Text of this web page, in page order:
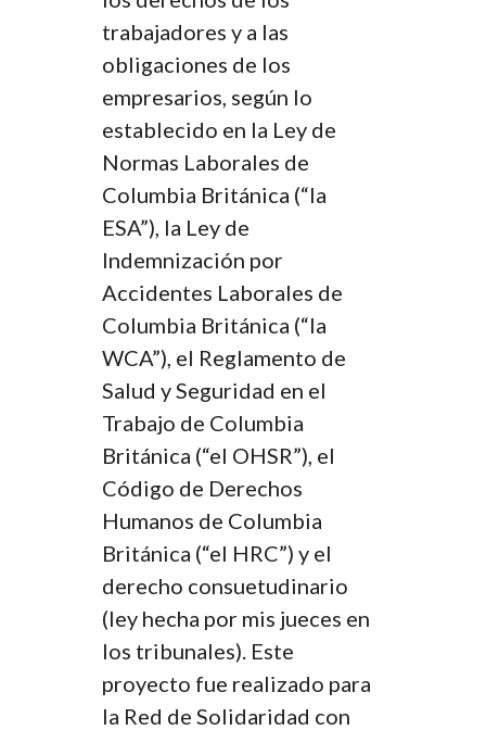
trabajadores y a las
obligaciones de los
empresarios, según lo
establecido en la Ley de
Normas Laborales de
Columbia Británica (“la
ESA”), la Ley de
Indemnización por
Accidentes Laborales de
Columbia Británica (“la
WCA”), el Reglamento de
Salud y Seguridad en el
Trabajo de Columbia
Británica (“el OHSR”), el
Código de Derechos
Humanos de Columbia
Británica (“el HRC”) y el
derecho consuetudinario
(ley hecha por mis jueces en
los tribunales). Este
proyecto fue realizado para
la Red de Solidaridad con